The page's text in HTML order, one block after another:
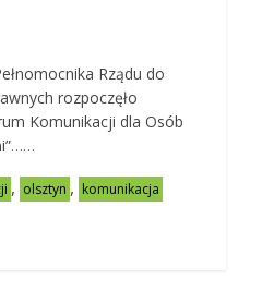
Rządu do
rozpoczęło
Komunikacji dla Osób
, olsztyn , komunikacja